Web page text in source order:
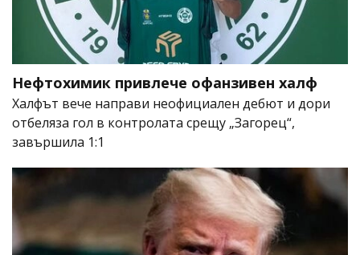
Нефтохимик привлече офанзивен халф
Халфът вече направи неофициален дебют и дори
отбеляза гол в контролата срещу „Загорец“,
завършила 1:1